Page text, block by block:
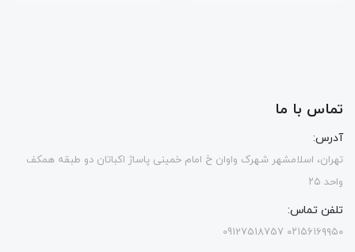
تماس با ما
آدرس:
تهران، اسلامشهر شهرک واوان خ امام خمینی پاساژ اکباتان دو طبقه همکف
واحد ۲۵
تلفن تماس:
۰۲۱۵۶۱۶۹۹۵۰ 09127518757